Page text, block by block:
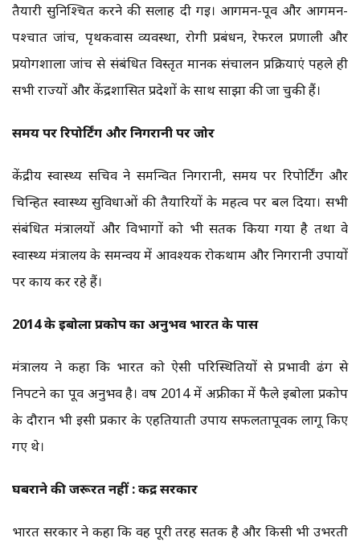
तैयारी सुनिश्चित करने की सलाह दी गई। आगमन-पूर्व और आगमन-
पश्चात जांच, पृथकवास व्यवस्था, रोगी प्रबंधन, रेफरल प्रणाली और
प्रयोगशाला जांच से संबंधित विस्तृत मानक संचालन प्रक्रियाएं पहले ही
सभी राज्यों और केंद्रशासित प्रदेशों के साथ साझा की जा चुकी हैं।
समय पर रिपोर्टिंग और निगरानी पर जोर
केंद्रीय स्वास्थ्य सचिव ने समन्वित निगरानी, समय पर रिपोर्टिंग और
चिन्हित स्वास्थ्य सुविधाओं की तैयारियों के महत्व पर बल दिया। सभी
संबंधित मंत्रालयों और विभागों को भी सतर्क किया गया है तथा वे
स्वास्थ्य मंत्रालय के समन्वय में आवश्यक रोकथाम और निगरानी उपायों
पर कार्य कर रहे हैं।
2014 के इबोला प्रकोप का अनुभव भारत के पास
मंत्रालय ने कहा कि भारत को ऐसी परिस्थितियों से प्रभावी ढंग से
निपटने का पूर्व अनुभव है। वर्ष 2014 में अफ्रीका में फैले इबोला प्रकोप
के दौरान भी इसी प्रकार के एहतियाती उपाय सफलतापूर्वक लागू किए
गए थे।
घबराने की जरूरत नहीं : केंद्र सरकार
भारत सरकार ने कहा कि वह पूरी तरह सतर्क है और किसी भी उभरती